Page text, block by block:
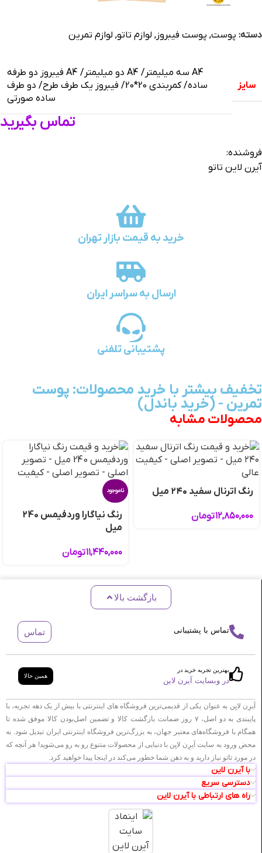
دسته: پوست, پوست فیبروز, لوازم تاتو, لوازم تمرین
سایز
A4 سه میلیمتر/ A4 دو میلیمتر/ A4 فیبروز دو طرفه
ساده/ کمربندی 20*20/ فیبروز یک طرف طرح/ دو طرف
ساده صورتی
تماس بگیرید
فروشنده:
آیرن لاین تاتو
خرید به قیمت بازار تهران
ارسال به سراسر ایران
پشتیبانی تلفنی
تخفیف بیشتر با خرید محصولات: پوست
تمرین - (خرید باندل)
محصولات مشابه
رنگ اترنال سفید ۲۴۰ میل
۱۲,۸۵۰,۰۰۰تومان
ناموجود
رنگ نیاگارا وردفیمس 240
میل
۱۱,۴۴۰,۰۰۰تومان
بازگشت بالا
تماس با پشتیبانی تماس
بهترین تجربه خرید در
در وبسایت آیرن لاین
همین حالا
آیرِن لایِن به عنوان یکی از قدیمی‌ترین فروشگاه های اینترنتی با بیش از یک دهه تجربه، با
پایبندی به دو اصل، ۷ روز ضمانت بازگشت کالا و تضمین اصل‌بودن کالا موفق شده تا
همگام با فروشگاه‌های معتبر جهان، به بزرگ‌ترین فروشگاه اینترنتی ایران تبدیل شود. به
محض ورود به سایت آیرِن لایِن با دنیایی از محصولات متنوع رو به رو می‌شوید! هر آنچه که
در مورد تاتو نیاز دارید و به ذهن شما خطور می‌کند در اینجا پیدا خواهید کرد.
با آیرن لاین
دسترسی سریع
راه های ارتباطی با آیرن لاین